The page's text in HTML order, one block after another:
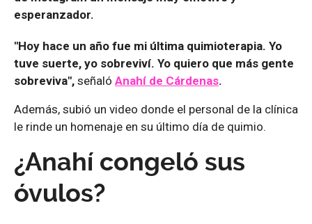
esperanzador.
"Hoy hace un año fue mi última quimioterapia. Yo
tuve suerte, yo sobreviví. Yo quiero que más gente
sobreviva", señaló Anahí de Cárdenas.
Además, subió un video donde el personal de la clínica
le rinde un homenaje en su último día de quimio.
¿Anahí congeló sus
óvulos?